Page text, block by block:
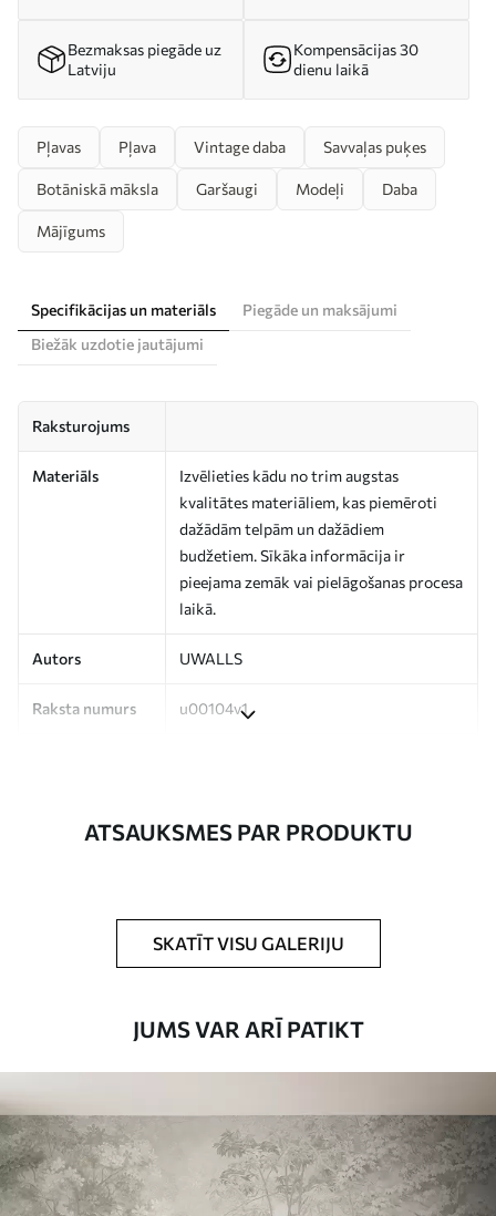
Bezmaksas piegāde uz
Latviju
Kompensācijas 30
dienu laikā
Pļavas Pļava Vintage daba Savvaļas puķes
Botāniskā māksla Garšaugi Modeļi Daba
Mājīgums
Specifikācijas un materiāls
Piegāde un maksājumi
Biežāk uzdotie jautājumi
Raksturojums
Materiāls
Izvēlieties kādu no trim augstas
kvalitātes materiāliem, kas piemēroti
dažādām telpām un dažādiem
budžetiem. Sīkāka informācija ir
pieejama zemāk vai pielāgošanas procesa
laikā.
Autors UWALLS
Raksta numurs u00104v1
Tapetes var viegli notīrīt ar mīkstu sūkli.
Tapetes ar lakas pārklājumu var tīrīt ar
Viengabala lietojums
Pieejamie materiāli
Standarts
ATSAUKSMES PAR PRODUKTU
SKATĪT VISU GALERIJU
JUMS VAR ARĪ PATIKT